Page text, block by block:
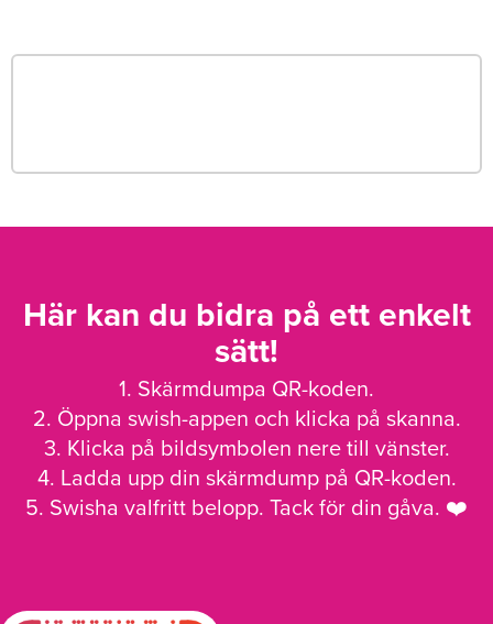
Här kan du bidra på ett enkelt
sätt!
1. Skärmdumpa QR-koden.
2. Öppna swish-appen och klicka på skanna.
3. Klicka på bildsymbolen nere till vänster.
4. Ladda upp din skärmdump på QR-koden.
5. Swisha valfritt belopp. Tack för din gåva. ❤️